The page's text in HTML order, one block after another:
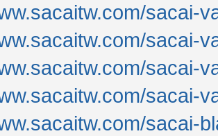
sacai-
sacai-
sacai-
sacai-
sacai-